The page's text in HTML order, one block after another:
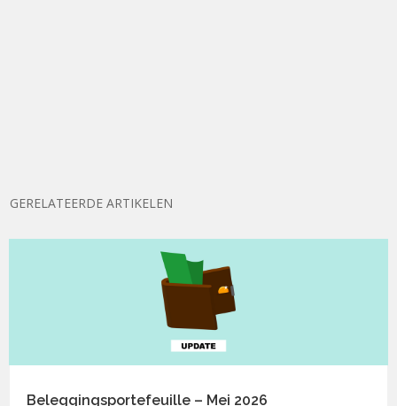
GERELATEERDE ARTIKELEN
Beleggingsportefeuille – Mei 2026